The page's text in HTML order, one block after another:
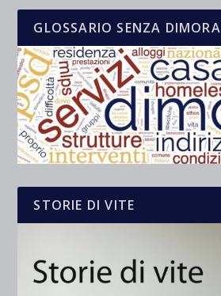
GLOSSARIO SENZA DIMORA
STORIE DI VITE